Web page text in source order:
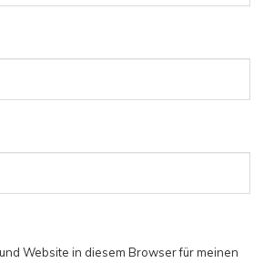
Website in diesem Browser für meinen